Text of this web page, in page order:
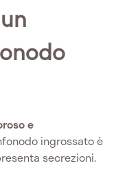
e
ingrossato è
secrezioni.